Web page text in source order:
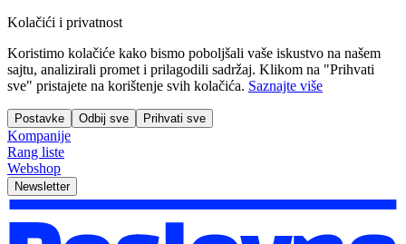
Kolačići i privatnost
Koristimo kolačiće kako bismo poboljšali vaše iskustvo na našem
sajtu, analizirali promet i prilagodili sadržaj. Klikom na "Prihvati
sve" pristajete na korištenje svih kolačića. Saznajte više
Postavke Odbij sve Prihvati sve
Kompanije
Rang liste
Webshop
Newsletter